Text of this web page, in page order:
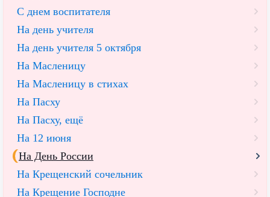
С днем воспитателя
На день учителя
На день учителя 5 октября
На Масленицу
На Масленицу в стихах
На Пасху
На Пасху, ещё
На 12 июня
На День России
На Крещенский сочельник
На Крещение Господне